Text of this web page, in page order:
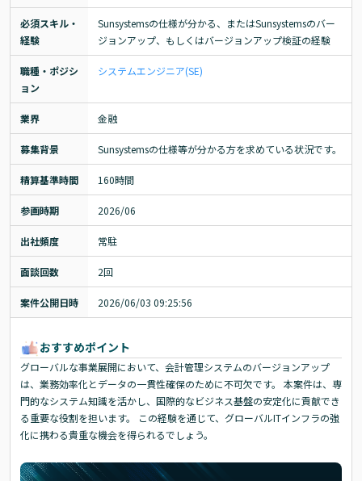
必須スキル・
経験
Sunsystemsの仕様が分かる、またはSunsystemsのバー
ジョンアップ、もしくはバージョンアップ検証の経験
職種・ポジシ
ョン
システムエンジニア(SE)
業界 金融
募集背景 Sunsystemsの仕様等が分かる方を求めている状況です。
精算基準時間 160時間
参画時期 2026/06
出社頻度 常駐
面談回数 2回
案件公開日時 2026/06/03 09:25:56
おすすめポイント
グローバルな事業展開において、会計管理システムのバージョンアップ
は、業務効率化とデータの一貫性確保のために不可欠です。 本案件は、専
門的なシステム知識を活かし、国際的なビジネス基盤の安定化に貢献でき
る重要な役割を担います。 この経験を通じて、グローバルITインフラの強
化に携わる貴重な機会を得られるでしょう。